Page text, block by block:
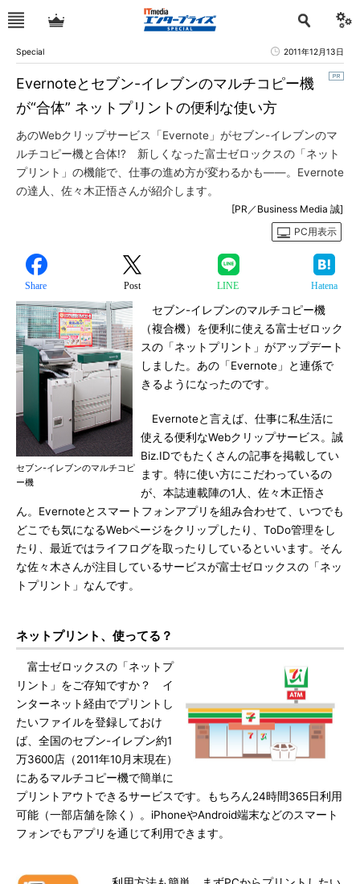
Special 2011年12月13日
Evernoteとセブン-イレブンのマルチコピー機
が“合体” ネットプリントの便利な使い方
あのWebクリップサービス「Evernote」がセブン-イレブンのマ
ルチコピー機と合体!? 新しくなった富士ゼロックスの「ネット
プリント」の機能で、仕事の進め方が変わるかも――。Evernote
の達人、佐々木正悟さんが紹介します。
[PR／Business Media 誠]
PC用表示
Share Post LINE Hatena
セブン-イレブンのマルチコピ
ー機
セブン-イレブンのマルチコピー機
（複合機）を便利に使える富士ゼロック
スの「ネットプリント」がアップデート
しました。あの「Evernote」と連係で
きるようになったのです。
Evernoteと言えば、仕事に私生活に
使える便利なWebクリップサービス。誠
Biz.IDでもたくさんの記事を掲載してい
ます。特に使い方にこだわっているの
が、本誌連載陣の1人、佐々木正悟さ
ん。Evernoteとスマートフォンアプリを組み合わせて、いつでも
どこでも気になるWebページをクリップしたり、ToDo管理をし
たり、最近ではライフログを取ったりしているといいます。そん
な佐々木さんが注目しているサービスが富士ゼロックスの「ネッ
トプリント」なんです。
ネットプリント、使ってる？
富士ゼロックスの「ネットプ
リント」をご存知ですか？ イ
ンターネット経由でプリントし
たいファイルを登録しておけ
ば、全国のセブン-イレブン約1
万3600店（2011年10月末現在）
にあるマルチコピー機で簡単に
プリントアウトできるサービスです。もちろん24時間365日利用
可能（一部店舗を除く）。iPhoneやAndroid端末などのスマート
フォンでもアプリを通じて利用できます。